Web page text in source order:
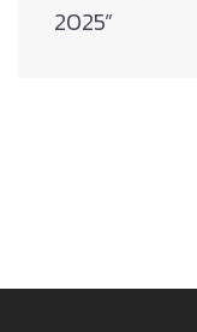
2025”